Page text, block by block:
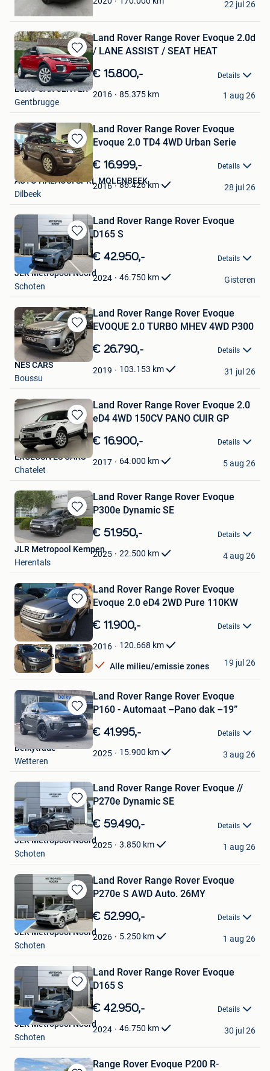
22 jul 26
Bewaren
in
Mijn
Favorieten
Land Rover Range Rover Evoque 2.0d
/ LANE ASSIST / SEAT HEAT
€ 15.800,- Details
2016 85.375 km
EURO CAR CENTER
Gentbrugge
1 aug 26
Bewaren
in
Mijn
Favorieten
Land Rover Range Rover Evoque
Evoque 2.0 TD4 4WD Urban Serie
€ 16.999,- Details
2016 86.426 km
AUTO HALAOUI SPRL MOLENBEEK
Dilbeek
28 jul 26
Bewaren
in
Mijn
Favorieten
Land Rover Range Rover Evoque
D165 S
€ 42.950,- Details
2024 46.750 km
JLR Metropool Noord
Schoten
Gisteren
Bewaren
in
Mijn
Favorieten
Land Rover Range Rover Evoque
EVOQUE 2.0 TURBO MHEV 4WD P300
€ 26.790,- Details
2019 103.153 km
NES CARS
Boussu
31 jul 26
Bewaren
in
Mijn
Favorieten
Land Rover Range Rover Evoque 2.0
eD4 4WD 150CV PANO CUIR GP
€ 16.900,- Details
2017 64.000 km
EXCLUSIVES CARS
Chatelet
5 aug 26
Bewaren
in
Mijn
Favorieten
Land Rover Range Rover Evoque
P300e Dynamic SE
€ 51.950,- Details
2025 22.500 km
JLR Metropool Kempen
Herentals
4 aug 26
Bewaren
in
Mijn
Favorieten
Land Rover Range Rover Evoque
Evoque 2.0 eD4 2WD Pure 110KW
€ 11.900,- Details
2016 120.668 km
Alle milieu/emissie zones
Garage Peter Melis
Westerlo
19 jul 26
Bewaren
in
Mijn
Favorieten
Land Rover Range Rover Evoque
P160 - Automaat –Pano dak –19”
€ 41.995,- Details
2025 15.900 km
Belkytrade
Wetteren
3 aug 26
Bewaren
in
Mijn
Favorieten
Land Rover Range Rover Evoque //
P270e Dynamic SE
€ 59.490,- Details
2025 3.850 km
JLR Metropool Noord
Schoten
1 aug 26
Bewaren
in
Mijn
Favorieten
Land Rover Range Rover Evoque
P270e S AWD Auto. 26MY
€ 52.990,- Details
2026 5.250 km
JLR Metropool Noord
Schoten
1 aug 26
Bewaren
in
Mijn
Favorieten
Land Rover Range Rover Evoque
D165 S
€ 42.950,- Details
2024 46.750 km
JLR Metropool Noord
Schoten
30 jul 26
Range Rover Evoque P200 R-